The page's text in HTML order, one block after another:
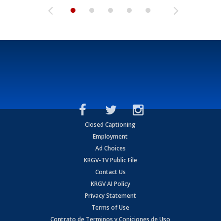
Closed Captioning
Employment
Ad Choices
KRGV-TV Public File
Contact Us
KRGV AI Policy
Privacy Statement
Terms of Use